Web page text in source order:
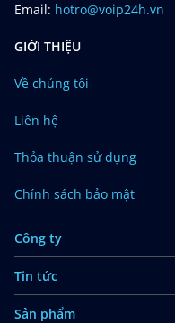
Email: hotro@voip24h.vn
GIỚI THIỆU
Về chúng tôi
Liên hệ
Thỏa thuận sử dụng
Chính sách bảo mật
Công ty
Tin tức
Sản phẩm